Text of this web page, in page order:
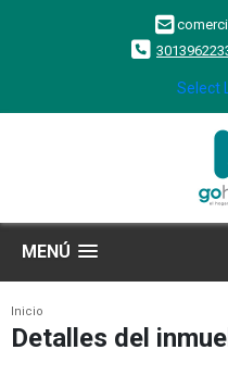
Select
MENÚ
Inicio
Detalles del